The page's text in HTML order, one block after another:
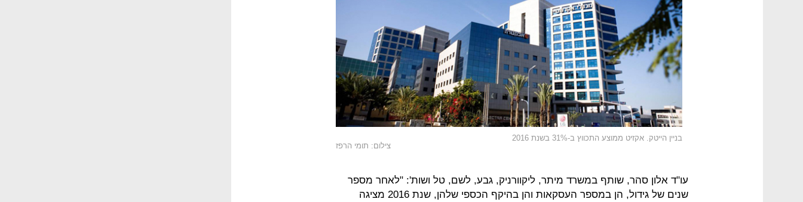
בניין הייטק. אקזיט ממוצע התכווץ ב-31% בשנת 2016
צילום: תומי הרפז
עו"ד אלון סהר, שותף במשרד מיתר, ליקוורניק, גבע, לשם, טל ושות': "לאחר מספר
שנים של גידול, הן במספר העסקאות והן בהיקף הכספי שלהן, שנת 2016 מציגה